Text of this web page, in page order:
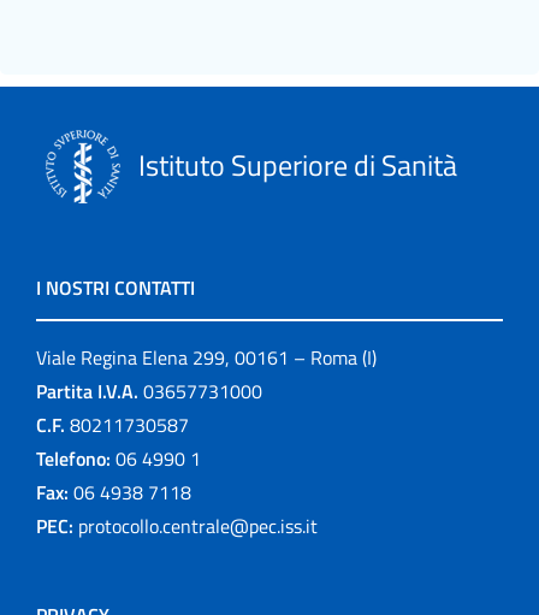
Istituto Superiore di Sanità
I NOSTRI CONTATTI
Viale Regina Elena 299, 00161 – Roma (I)
Partita I.V.A. 03657731000
C.F. 80211730587
Telefono: 06 4990 1
Fax: 06 4938 7118
PEC: protocollo.centrale@pec.iss.it